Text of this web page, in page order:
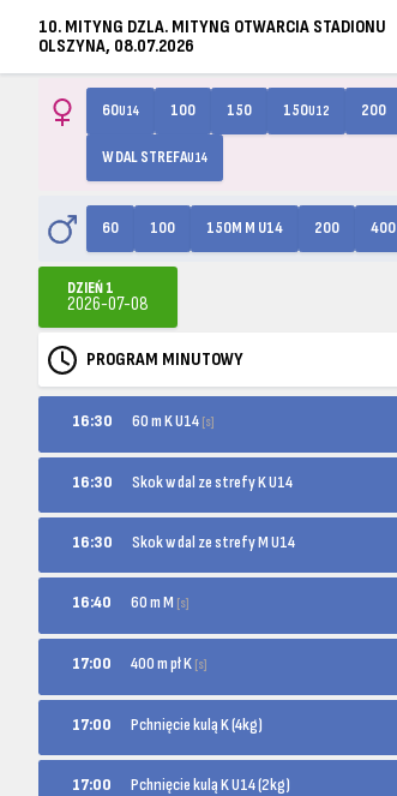
10. MITYNG DZLA. MITYNG OTWARCIA STADIONU
OLSZYNA, 08.07.2026
60U14 100 150 150U12 200
W DAL STREFAU14
60 100 150M M U14 200 400
DZIEŃ 1
2026-07-08
PROGRAM MINUTOWY
16:30 60 m K U14 [s]
16:30 Skok w dal ze strefy K U14
16:30 Skok w dal ze strefy M U14
16:40 60 m M [s]
17:00 400 m pł K [s]
17:00 Pchnięcie kulą K (4kg)
17:00 Pchnięcie kulą K U14 (2kg)